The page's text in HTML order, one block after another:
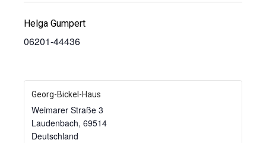
Helga Gumpert
06201-44436
Georg-Bickel-Haus
Weimarer Straße 3
Laudenbach, 69514
Deutschland